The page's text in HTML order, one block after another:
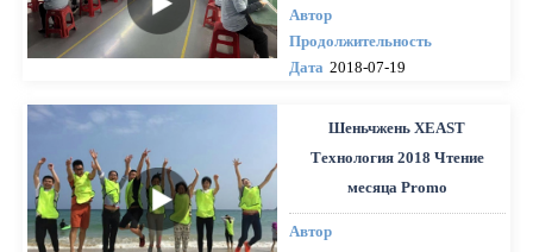
Автор
Продолжительность
Дата 2018-07-19
Шеньчжень XEAST
Технология 2018 Чтение
месяца Promo
Автор